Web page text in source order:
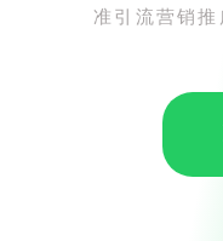
准引流营销推